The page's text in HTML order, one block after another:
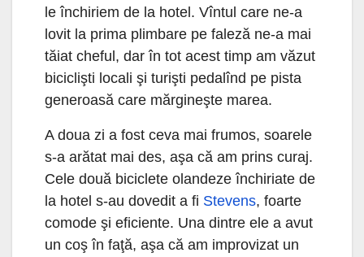
le închiriem de la hotel. Vîntul care ne-a
lovit la prima plimbare pe faleză ne-a mai
tăiat cheful, dar în tot acest timp am văzut
biciclişti locali şi turişti pedalînd pe pista
generoasă care mărgineşte marea.
A doua zi a fost ceva mai frumos, soarele
s-a arătat mai des, aşa că am prins curaj.
Cele două biciclete olandeze închiriate de
la hotel s-au dovedit a fi Stevens, foarte
comode şi eficiente. Una dintre ele a avut
un coş în faţă, aşa că am improvizat un